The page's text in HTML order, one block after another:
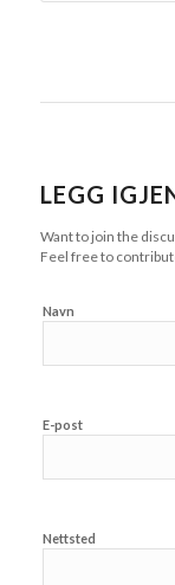
LEGG
Want to join the
Feel free to
Navn
E-post
Nettsted